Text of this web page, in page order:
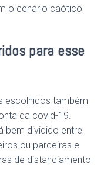
o cenário caótico
para esse
escolhidos também
da covid-19.
bem dividido entre
ou parceiras e
de distanciamento